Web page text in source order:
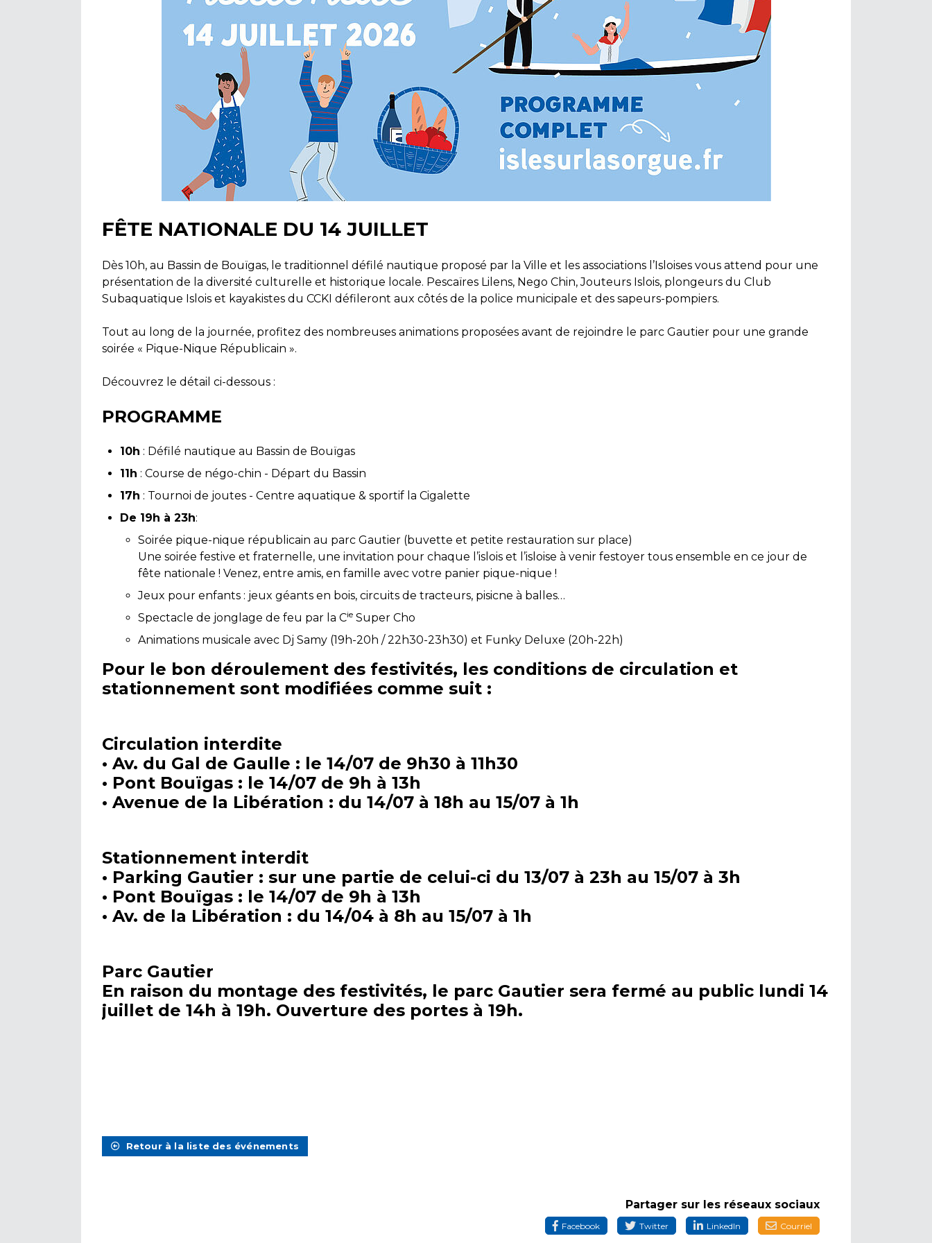
FÊTE NATIONALE DU 14 JUILLET
Dès 10h, au Bassin de Bouïgas, le traditionnel défilé nautique proposé par la Ville et les associations l’Isloises vous attend pour une
présentation de la diversité culturelle et historique locale. Pescaïres Lilens, Nego Chin, Jouteurs Islois, plongeurs du Club
Subaquatique Islois et kayakistes du CCKI défileront aux côtés de la police municipale et des sapeurs-pompiers.
Tout au long de la journée, profitez des nombreuses animations proposées avant de rejoindre le parc Gautier pour une grande
soirée « Pique-Nique Républicain ».
Découvrez le détail ci-dessous :
PROGRAMME
10h : Défilé nautique au Bassin de Bouïgas
11h : Course de négo-chin - Départ du Bassin
17h : Tournoi de joutes - Centre aquatique & sportif la Cigalette
De 19h à 23h:
Soirée pique-nique républicain au parc Gautier (buvette et petite restauration sur place)
Une soirée festive et fraternelle, une invitation pour chaque l’islois et l’isloise à venir festoyer tous ensemble en ce jour de
fête nationale ! Venez, entre amis, en famille avec votre panier pique-nique !
Jeux pour enfants : jeux géants en bois, circuits de tracteurs, pisicne à balles…
Spectacle de jonglage de feu par la Cie Super Cho
Animations musicale avec Dj Samy (19h-20h / 22h30-23h30) et Funky Deluxe (20h-22h)
Pour le bon déroulement des festivités, les conditions de circulation et
stationnement sont modifiées comme suit :
Circulation interdite
• Av. du Gal de Gaulle : le 14/07 de 9h30 à 11h30
• Pont Bouïgas : le 14/07 de 9h à 13h
• Avenue de la Libération : du 14/07 à 18h au 15/07 à 1h
Stationnement interdit
• Parking Gautier : sur une partie de celui-ci du 13/07 à 23h au 15/07 à 3h
• Pont Bouïgas : le 14/07 de 9h à 13h
• Av. de la Libération : du 14/04 à 8h au 15/07 à 1h
Parc Gautier
En raison du montage des festivités, le parc Gautier sera fermé au public lundi 14
juillet de 14h à 19h. Ouverture des portes à 19h.
Retour à la liste des événements
Partager sur les réseaux sociaux
Facebook Twitter LinkedIn Courriel